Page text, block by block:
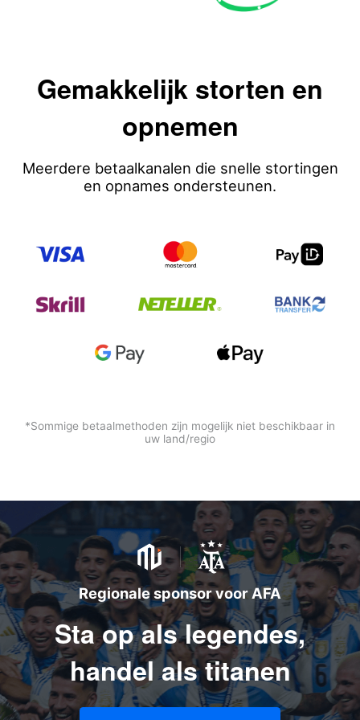
Gemakkelijk storten en
opnemen
Meerdere betaalkanalen die snelle stortingen
en opnames ondersteunen.
*Sommige betaalmethoden zijn mogelijk niet beschikbaar in
uw land/regio
Regionale sponsor voor AFA
Sta op als legendes,
handel als titanen